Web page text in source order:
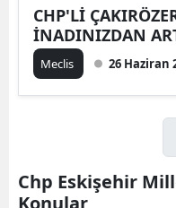
CHP'Lİ
İNADINIZDAN
Meclis 26 Haziran
Chp Eskişehir
Konular